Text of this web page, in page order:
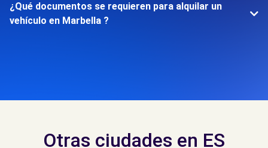
¿Qué documentos se requieren para alquilar un
vehículo en Marbella ?
Otras ciudades en ES